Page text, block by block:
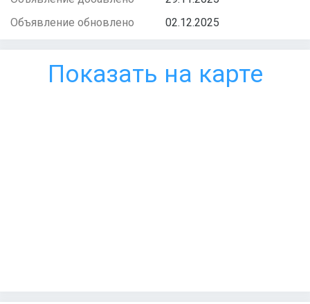
Объявление обновлено
02.12.2025
Показать на карте